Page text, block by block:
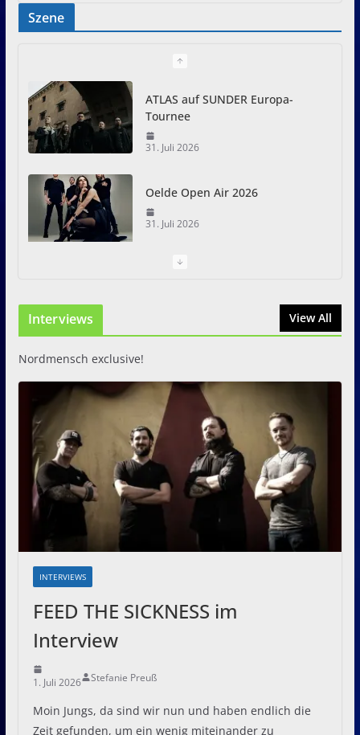
Szene
ATLAS auf SUNDER Europa-
Tournee
31. Juli 2026
Oelde Open Air 2026
31. Juli 2026
I Prevail – Violent Nature
Interviews View All
Nordmensch exclusive!
INTERVIEWS
FEED THE SICKNESS im
Interview
1. Juli 2026 Stefanie Preuß
Moin Jungs, da sind wir nun und haben endlich die
Zeit gefunden, um ein wenig miteinander zu